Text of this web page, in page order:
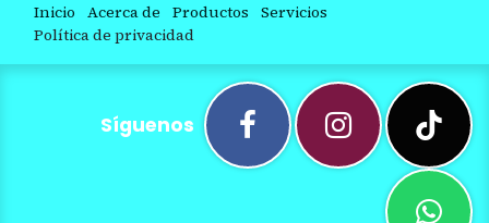
Inicio Acerca de Productos Servicios
Política de privacidad
Síguenos